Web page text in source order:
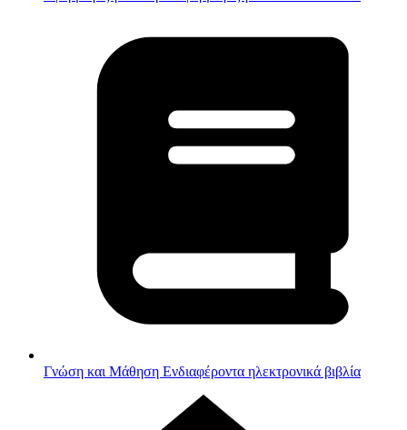
Γνώση και Μάθηση Ενδιαφέροντα ηλεκτρονικά βιβλία